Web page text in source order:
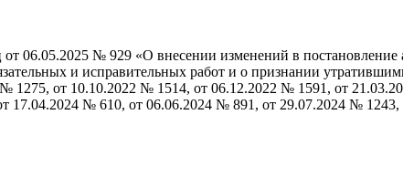
06.05.2025 № 929 «О внесении изменений в
и исправительных работ и о признании
№ 1275, от 10.10.2022 № 1514, от 06.12.2022 № 1591, от
17.04.2024 № 610, от 06.06.2024 № 891, от 29.07.2024 №